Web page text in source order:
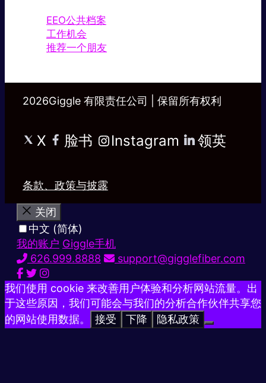
EEO公共档案
工作机会
推荐一个朋友
2026Giggle 有限责任公司 | 保留所有权利
X 脸书 Instagram 领英
条款、政策与披露
关闭
中文 (简体)
我的账户 Giggle手机
626.999.8888
support@gigglefiber.com
我们使用 cookie 来改善用户体验和分析网站流量。出
于这些原因，我们可能会与我们的分析合作伙伴共享您
的网站使用数据。
接受 下降 隐私政策